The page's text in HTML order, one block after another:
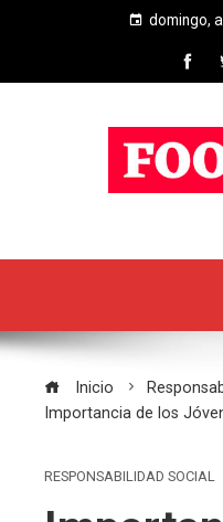
domingo,
Inicio
Importancia de los
RESPONSABILIDAD SOCIAL